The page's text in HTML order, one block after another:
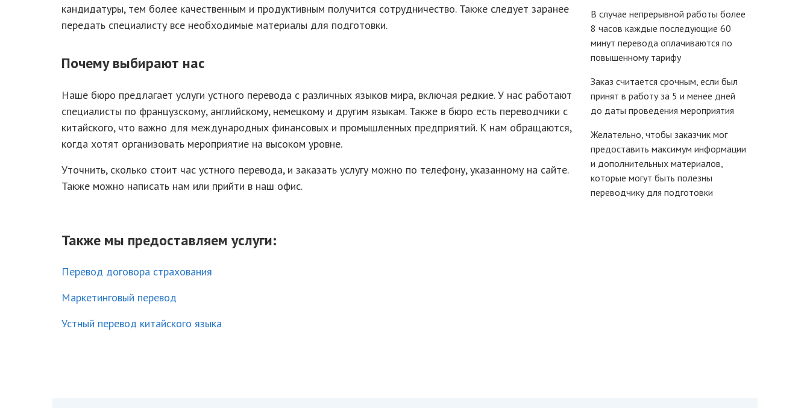
кандидатуры, тем более качественным и продуктивным получится сотрудничество. Также следует заранее
передать специалисту все необходимые материалы для подготовки.
Почему выбирают нас
Наше бюро предлагает услуги устного перевода с различных языков мира, включая редкие. У нас работают
специалисты по французскому, английскому, немецкому и другим языкам. Также в бюро есть переводчики с
китайского, что важно для международных финансовых и промышленных предприятий. К нам обращаются,
когда хотят организовать мероприятие на высоком уровне.
Уточнить, сколько стоит час устного перевода, и заказать услугу можно по телефону, указанному на сайте.
Также можно написать нам или прийти в наш офис.
Также мы предоставляем услуги:
Перевод договора страхования
Маркетинговый перевод
Устный перевод китайского языка
В случае непрерывной работы более
8 часов каждые последующие 60
минут перевода оплачиваются по
повышенному тарифу
Заказ считается срочным, если был
принят в работу за 5 и менее дней
до даты проведения мероприятия
Желательно, чтобы заказчик мог
предоставить максимум информации
и дополнительных материалов,
которые могут быть полезны
переводчику для подготовки